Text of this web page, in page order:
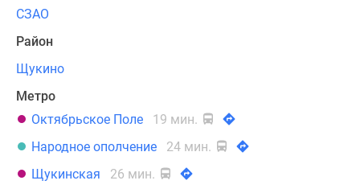
одно-,
трех-
и
четырехкомнатные
квартиры
с
удобными
разнообразными
СЗАО
Район
Щукино
Метро
Октябрьское Поле
19 мин.
Народное ополчение
24 мин.
Щукинская
26 мин.